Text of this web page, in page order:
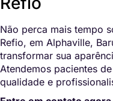
Não perca mais tempo
Refio, em Alphaville,
transformar sua
Atendemos pacientes
qualidade e